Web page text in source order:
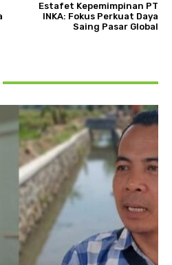
Estafet Kepemimpinan PT
INKA: Fokus Perkuat Daya
Saing Pasar Global